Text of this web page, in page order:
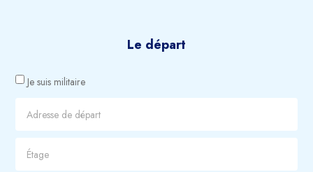
Le départ
Je suis militaire